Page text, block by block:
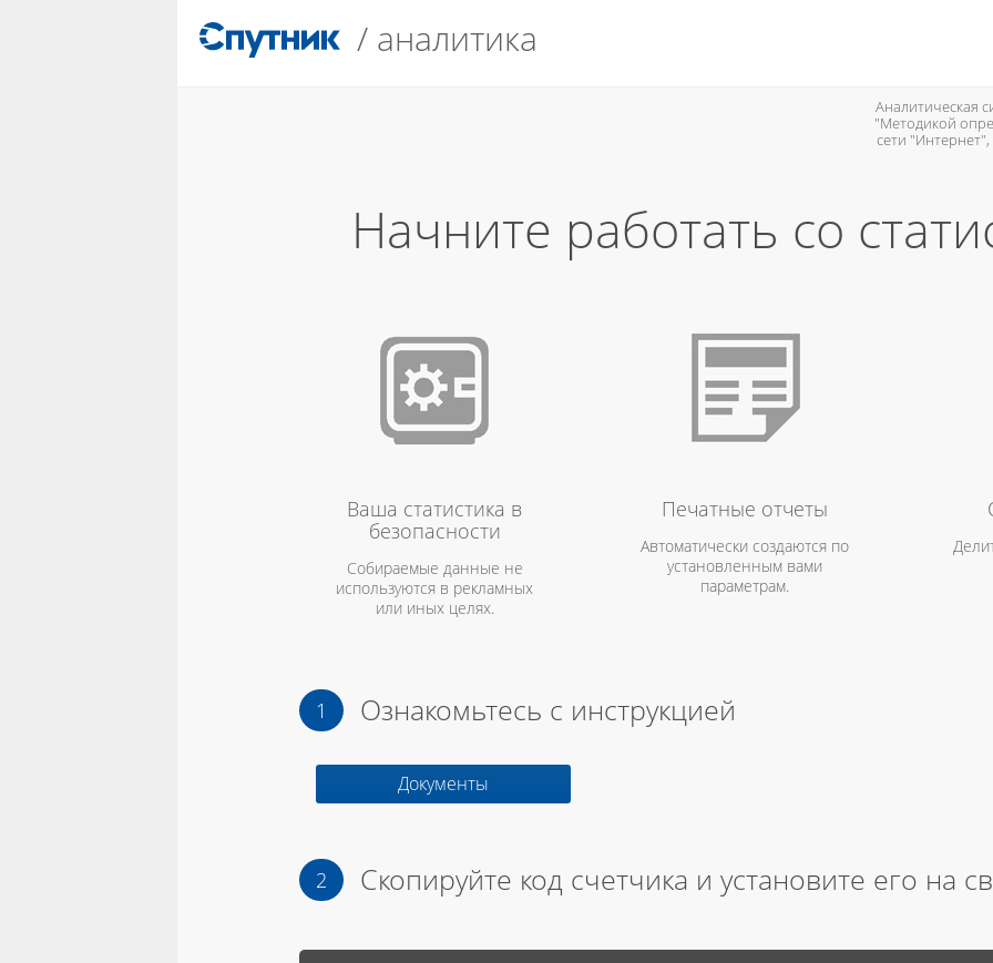
/ аналитика
Аналитическая
"Методикой
сети
Начните работать со
Ваша статистика в
безопасности
Собираемые данные не
используются в рекламных
или иных целях.
Печатные отчеты
Автоматически создаются по
установленным вами
параметрам.
Ознакомьтесь с инструкцией
Документы
Скопируйте код счетчика и установите его на